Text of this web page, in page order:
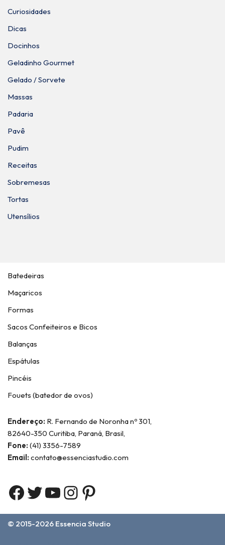
Curiosidades
Dicas
Docinhos
Geladinho Gourmet
Gelado / Sorvete
Massas
Padaria
Pavê
Pudim
Receitas
Sobremesas
Tortas
Utensílios
Batedeiras
Maçaricos
Formas
Sacos Confeiteiros e Bicos
Balanças
Espátulas
Pincéis
Fouets (batedor de ovos)
Endereço: R. Fernando de Noronha nº 301,
82640-350 Curitiba, Paraná, Brasil,
Fone: (41) 3356-7589
Email: contato@essenciastudio.com
© 2015-2026 Essencia Studio